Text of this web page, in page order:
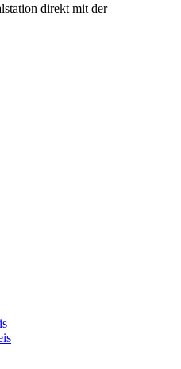
direkt mit der